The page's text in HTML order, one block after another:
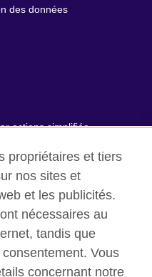
des données
actions simplifiée
domaines de l’éducation
in France société par
une société inscrite en
847 719 473. Adresse :
France. Le British Council
sous le numéro
et SC037733 (Ecosse).
London E20 1JQ,
propriétaires et tiers
nos sites et
et les publicités.
nécessaires au
tandis que
Vous
concernant notre